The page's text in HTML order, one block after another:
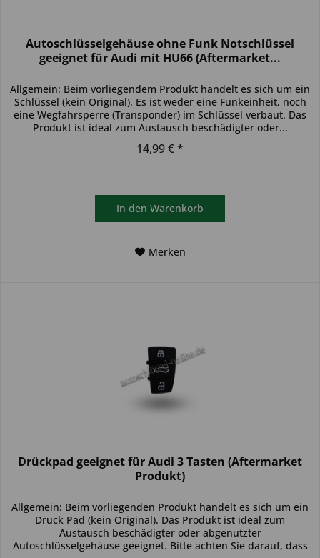
Autoschlüsselgehäuse ohne Funk Notschlüssel
geeignet für Audi mit HU66 (Aftermarket...
Allgemein: Beim vorliegendem Produkt handelt es sich um ein
Schlüssel (kein Original). Es ist weder eine Funkeinheit, noch
eine Wegfahrsperre (Transponder) im Schlüssel verbaut. Das
Produkt ist ideal zum Austausch beschädigter oder...
14,99 € *
In den Warenkorb
Merken
Drückpad geeignet für Audi 3 Tasten (Aftermarket
Produkt)
Allgemein: Beim vorliegenden Produkt handelt es sich um ein
Druck Pad (kein Original). Das Produkt ist ideal zum
Austausch beschädigter oder abgenutzter
Autoschlüsselgehäuse geeignet. Bitte achten Sie darauf, dass